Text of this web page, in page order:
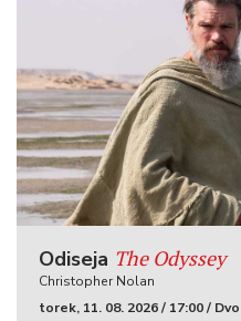
Odiseja The Odyssey
Christopher Nolan
torek, 11. 08. 2026 / 17:00 /